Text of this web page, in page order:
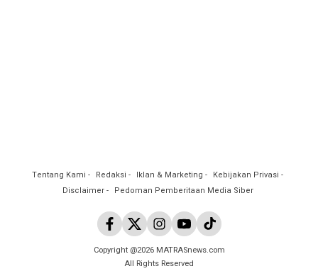
Tentang Kami Redaksi Iklan & Marketing
Kebijakan Privasi
Disclaimer
Pedoman Pemberitaan Media Siber
Copyright @2026 MATRASnews.com
All Rights Reserved